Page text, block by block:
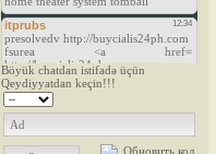
Böyük chatdan istifadə üçün
Qeydiyyatdan keçin!!!